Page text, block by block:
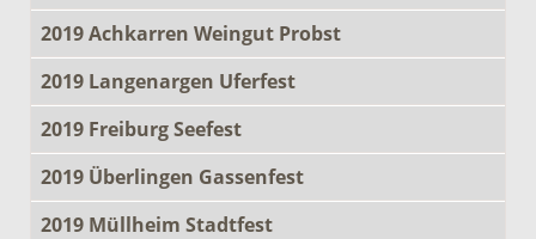
2019 Achkarren Weingut Probst
2019 Langenargen Uferfest
2019 Freiburg Seefest
2019 Überlingen Gassenfest
2019 Müllheim Stadtfest